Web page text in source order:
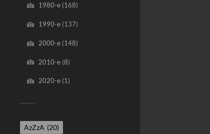
1980-е(168)
1990-е(137)
2000-е(148)
2010-е(8)
2020-е(1)
AzZzA (20)